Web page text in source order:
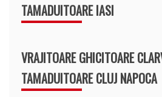
TAMADUITOARE IASI
VRAJITOARE GHICITOARE
TAMADUITOARE CLUJ NAPOCA